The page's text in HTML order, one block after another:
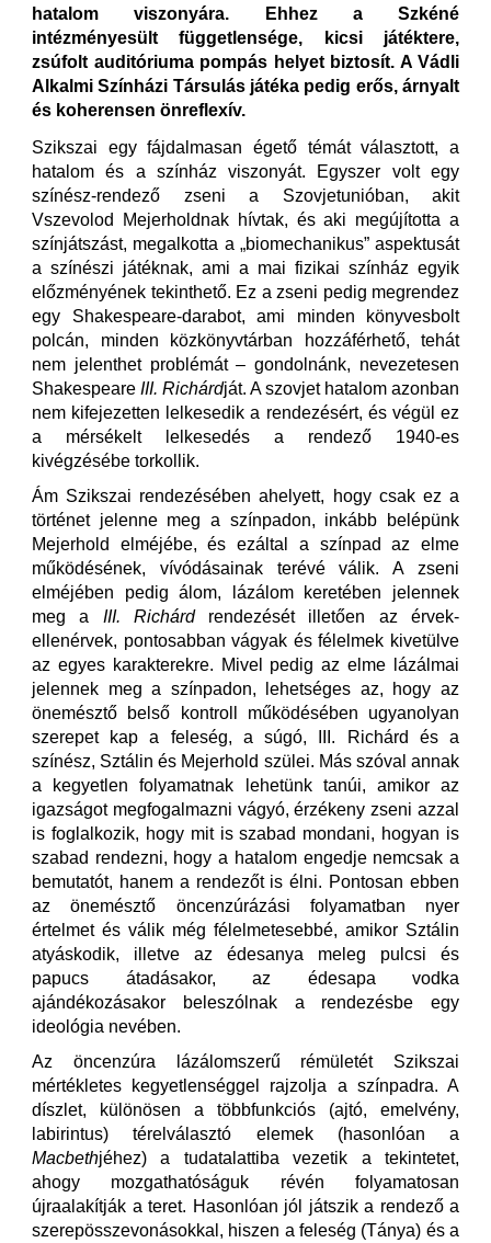
hatalom viszonyára. Ehhez a Szkéné
intézményesült függetlensége, kicsi játéktere,
zsúfolt auditóriuma pompás helyet biztosít. A Vádli
Alkalmi Színházi Társulás játéka pedig erős, árnyalt
és koherensen önreflexív.
Szikszai egy fájdalmasan égető témát választott, a
hatalom és a színház viszonyát. Egyszer volt egy
színész-rendező zseni a Szovjetunióban, akit
Vszevolod Mejerholdnak hívtak, és aki megújította a
színjátszást, megalkotta a „biomechanikus” aspektusát
a színészi játéknak, ami a mai fizikai színház egyik
előzményének tekinthető. Ez a zseni pedig megrendez
egy Shakespeare-darabot, ami minden könyvesbolt
polcán, minden közkönyvtárban hozzáférhető, tehát
nem jelenthet problémát – gondolnánk, nevezetesen
Shakespeare III. Richárdját. A szovjet hatalom azonban
nem kifejezetten lelkesedik a rendezésért, és végül ez
a mérsékelt lelkesedés a rendező 1940-es
kivégzésébe torkollik.
Ám Szikszai rendezésében ahelyett, hogy csak ez a
történet jelenne meg a színpadon, inkább belépünk
Mejerhold elméjébe, és ezáltal a színpad az elme
működésének, vívódásainak terévé válik. A zseni
elméjében pedig álom, lázálom keretében jelennek
meg a III. Richárdrendezését illetően az érvek-
ellenérvek, pontosabban vágyak és félelmek kivetülve
az egyes karakterekre. Mivel pedig az elme lázálmai
jelennek meg a színpadon, lehetséges az, hogy az
önemésztő belső kontroll működésében ugyanolyan
szerepet kap a feleség, a súgó, III. Richárd és a
színész, Sztálin és Mejerhold szülei. Más szóval annak
a kegyetlen folyamatnak lehetünk tanúi, amikor az
igazságot megfogalmazni vágyó, érzékeny zseni azzal
is foglalkozik, hogy mit is szabad mondani, hogyan is
szabad rendezni, hogy a hatalom engedje nemcsak a
bemutatót, hanem a rendezőt is élni. Pontosan ebben
az önemésztő öncenzúrázási folyamatban nyer
értelmet és válik még félelmetesebbé, amikor Sztálin
atyáskodik, illetve az édesanya meleg pulcsi és
papucs átadásakor, az édesapa vodka
ajándékozásakor beleszólnak a rendezésbe egy
ideológia nevében.
Az öncenzúra lázálomszerű rémületét Szikszai
mértékletes kegyetlenséggel rajzolja a színpadra. A
díszlet, különösen a többfunkciós (ajtó, emelvény,
labirintus) térelválasztó elemek (hasonlóan a
Macbethjéhez) a tudatalattiba vezetik a tekintetet,
ahogy mozgathatóságuk révén folyamatosan
újraalakítják a teret. Hasonlóan jól játszik a rendező a
szerepösszevonásokkal, hiszen a feleség (Tánya) és a